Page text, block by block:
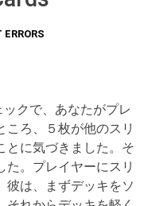
クで、あなたがプレ
ころ、５枚が他のスリ
とに気づきました。そ
。プレイヤーにスリ
彼は、まずデッキをソ